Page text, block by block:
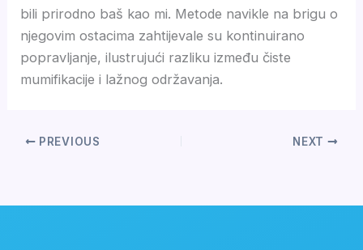
bili prirodno baš kao mi. Metode navikle na brigu o
njegovim ostacima zahtijevale su kontinuirano
popravljanje, ilustrujući razliku između čiste
mumifikacije i lažnog održavanja.
PREVIOUS NEXT